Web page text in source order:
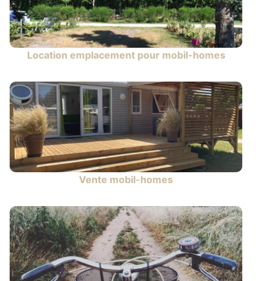
Location emplacement pour mobil-homes
Vente mobil-homes